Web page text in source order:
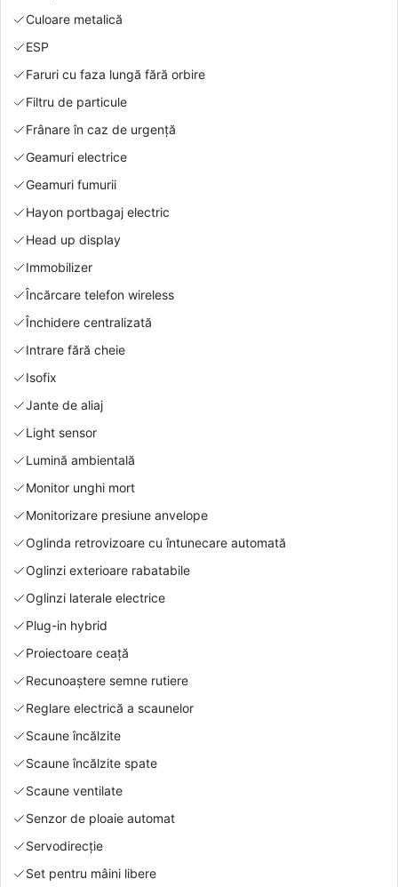
Culoare metalică
ESP
Faruri cu faza lungă fără orbire
Filtru de particule
Frânare în caz de urgență
Geamuri electrice
Geamuri fumurii
Hayon portbagaj electric
Head up display
Immobilizer
Încărcare telefon wireless
Închidere centralizată
Intrare fără cheie
Isofix
Jante de aliaj
Light sensor
Lumină ambientală
Monitor unghi mort
Monitorizare presiune anvelope
Oglinda retrovizoare cu întunecare automată
Oglinzi exterioare rabatabile
Oglinzi laterale electrice
Plug-in hybrid
Proiectoare ceață
Recunoaștere semne rutiere
Reglare electrică a scaunelor
Scaune încălzite
Scaune încălzite spate
Scaune ventilate
Senzor de ploaie automat
Servodirecție
Set pentru mâini libere